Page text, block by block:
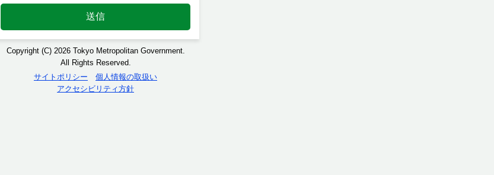
送信
Copyright (C) 2026 Tokyo Metropolitan Government.
All Rights Reserved.
サイトポリシー
個人情報の取扱い
アクセシビリティ方針